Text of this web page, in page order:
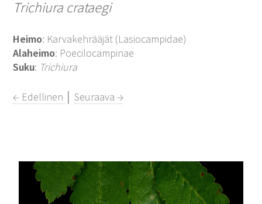
Trichiura crataegi
Heimo: Karvakehrääjät (Lasiocampidae)
Alaheimo: Poecilocampinae
Suku: Trichiura
← Edellinen │Seuraava →